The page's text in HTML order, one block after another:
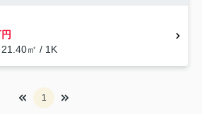
㎡ / 1K
1